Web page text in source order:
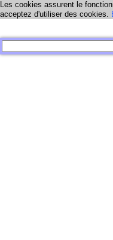
Les cookies assurent le
acceptez d'utiliser des cookies.